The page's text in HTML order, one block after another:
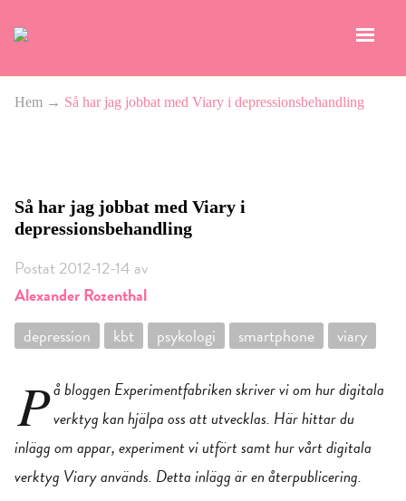
Hem → Så har jag jobbat med Viary i depressionsbehandling
Så har jag jobbat med Viary i
depressionsbehandling
Postat 2012-12-14 av
Alexander Rozenthal
depression
kbt psykologi smartphone viary
På bloggen Experimentfabriken skriver vi om hur digitala
verktyg kan hjälpa oss att utvecklas. Här hittar du
inlägg om appar, experiment vi utfört samt hur vårt digitala
verktyg Viary används. Detta inlägg är en återpublicering.